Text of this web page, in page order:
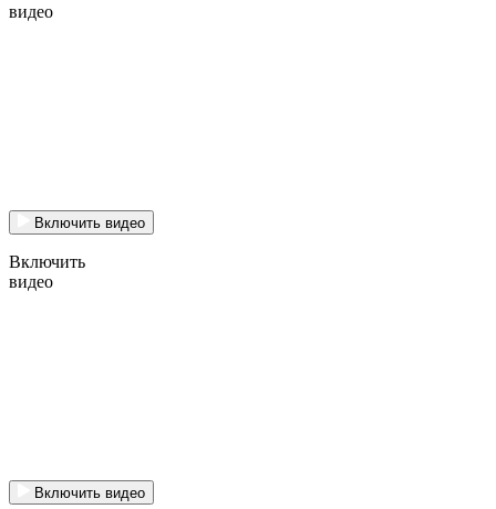
видео
Включить видео
Включить
видео
Включить видео